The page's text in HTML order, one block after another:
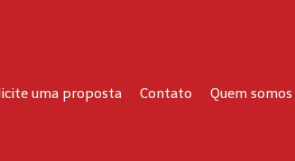
uma proposta Contato Quem somos